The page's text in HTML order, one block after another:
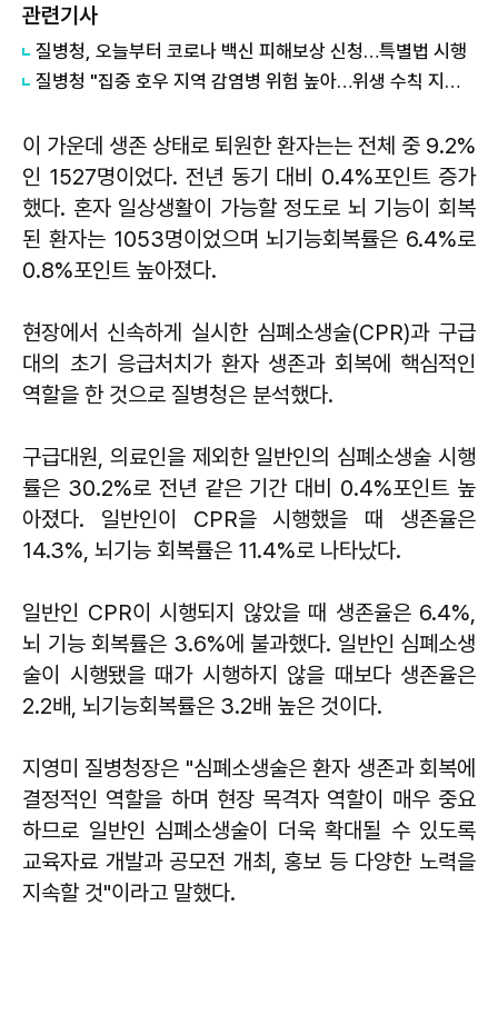
관련기사
질병청, 오늘부터 코로나 백신 피해보상 신청…특별법 시행
질병청 "집중 호우 지역 감염병 위험 높아…위생 수칙 지켜야"
이 가운데 생존 상태로 퇴원한 환자는는 전체 중 9.2%
인 1527명이었다. 전년 동기 대비 0.4%포인트 증가
했다. 혼자 일상생활이 가능할 정도로 뇌 기능이 회복
된 환자는 1053명이었으며 뇌기능회복률은 6.4%로
0.8%포인트 높아졌다.
현장에서 신속하게 실시한 심폐소생술(CPR)과 구급
대의 초기 응급처치가 환자 생존과 회복에 핵심적인
역할을 한 것으로 질병청은 분석했다.
구급대원, 의료인을 제외한 일반인의 심폐소생술 시행
률은 30.2%로 전년 같은 기간 대비 0.4%포인트 높
아졌다. 일반인이 CPR을 시행했을 때 생존율은
14.3%, 뇌기능 회복률은 11.4%로 나타났다.
일반인 CPR이 시행되지 않았을 때 생존율은 6.4%,
뇌 기능 회복률은 3.6%에 불과했다. 일반인 심폐소생
술이 시행됐을 때가 시행하지 않을 때보다 생존율은
2.2배, 뇌기능회복률은 3.2배 높은 것이다.
지영미 질병청장은 "심폐소생술은 환자 생존과 회복에
결정적인 역할을 하며 현장 목격자 역할이 매우 중요
하므로 일반인 심폐소생술이 더욱 확대될 수 있도록
교육자료 개발과 공모전 개최, 홍보 등 다양한 노력을
지속할 것"이라고 말했다.